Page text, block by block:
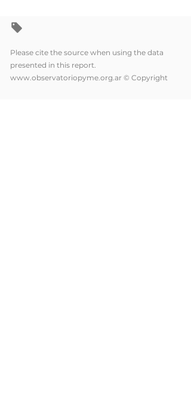
Please cite the source when using the data
presented in this report.
www.observatoriopyme.org.ar © Copyright